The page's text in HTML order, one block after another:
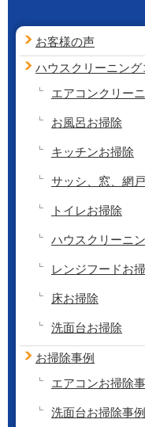
お客様の声
ハウスクリーニング
エアコンクリー
お風呂お掃除
キッチンお掃除
サッシ、窓、網
トイレお掃除
ハウスクリーニ
レンジフードお
床お掃除
洗面台お掃除
お掃除事例
エアコンお掃除
洗面台お掃除事例